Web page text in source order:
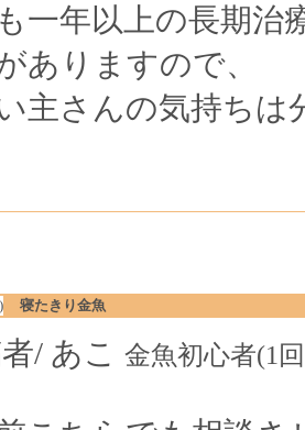
一年以上の長期治
ありますので、
主さんの気持ちは
寝たきり金魚
/ あこ 金魚初心者(1